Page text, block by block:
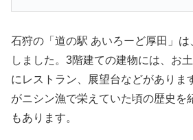
石狩の「道の駅 あいろーど厚田」
しました。3階建ての建物には、お
にレストラン、展望台などがありま
がニシン漁で栄えていた頃の歴史を
もあります。